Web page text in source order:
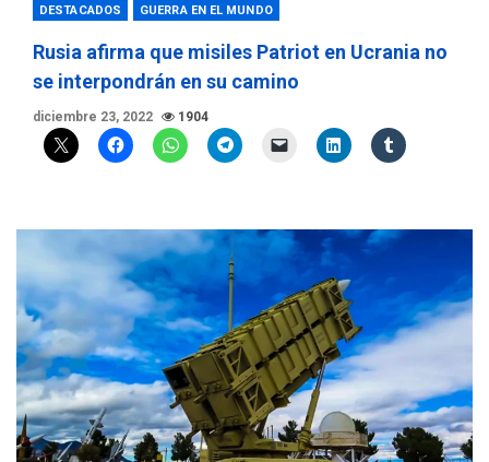
DESTACADOS GUERRA EN EL MUNDO
Rusia afirma que misiles Patriot en Ucrania no
se interpondrán en su camino
diciembre 23, 2022 1904